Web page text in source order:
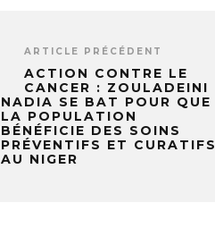
ARTICLE PRÉCÉDENT
ACTION CONTRE LE
CANCER : ZOULADEINI
NADIA SE BAT POUR QUE
LA POPULATION
BÉNÉFICIE DES SOINS
PRÉVENTIFS ET CURATIFS
AU NIGER